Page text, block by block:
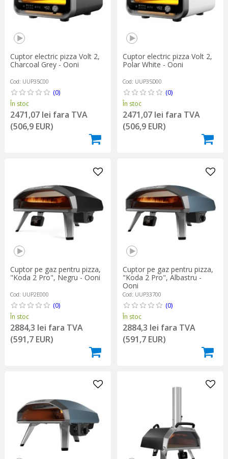
Cuptor electric pizza Volt 2,
Charcoal Grey - Ooni
Cod: UUP35C00
(0)
În stoc
2471,07 lei fara TVA
(506,9 EUR)
Cuptor electric pizza Volt 2,
Polar White - Ooni
Cod: UUP35D00
(0)
În stoc
2471,07 lei fara TVA
(506,9 EUR)
Cuptor pe gaz pentru pizza,
"Koda 2 Pro", Negru - Ooni
Cod: UUP2E000
(0)
În stoc
2884,3 lei fara TVA
(591,7 EUR)
Cuptor pe gaz pentru pizza,
"Koda 2 Pro", Albastru -
Ooni
Cod: UUP33700
(0)
În stoc
2884,3 lei fara TVA
(591,7 EUR)